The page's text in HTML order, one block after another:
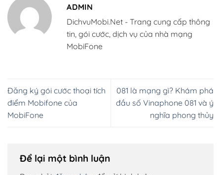
ADMIN
DichvuMobi.Net - Trang cung cấp thông
tin, gói cước, dịch vụ của nhà mạng
MobiFone
Đăng ký gói cước thoại tích
điểm Mobifone của
MobiFone
081 là mạng gì? Khám phá
đầu số Vinaphone 081 và ý
nghĩa phong thủy
Để lại một bình luận